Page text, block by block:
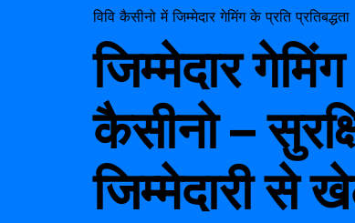
विवि कैसीनो में जिम्मेदार गेमिंग के प्रति प्रतिबद्धता
जिम्मेदार
कैसीनो –
जिम्मेदारी से